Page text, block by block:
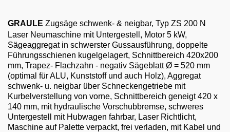
06103-9744-0
Email
English
GRAULE Zugsäge schwenk- & neigbar, Typ ZS 200 N
Laser Neumaschine mit Untergestell, Motor 5 kW,
Sägeaggregat in schwerster Gussausführung, doppelte
Führungsschienen kugelgelagert, Schnittbereich 420x200
mm, Trapez- Flachzahn - negativ Sägeblatt Ø = 520 mm
(optimal für ALU, Kunststoff und auch Holz), Aggregat
schwenk- u. neigbar über Schneckengetriebe mit
Kurbelverstellung von vorne, Schnittbereich geneigt 420 x
140 mm, mit hydraulische Vorschubbremse, schweres
Untergestell mit Hubwagen fahrbar, Laser Richtlicht,
Maschine auf Palette verpackt, frei verladen, mit Kabel und